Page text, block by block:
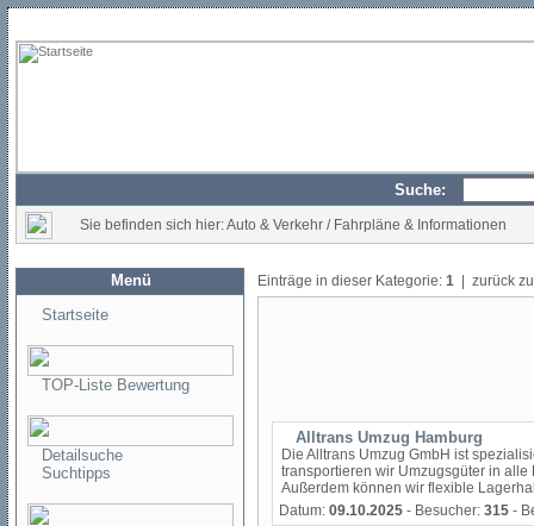
Suche:
Sie befinden sich hier: Auto & Verkehr / Fahrpläne & Informationen
Menü
Startseite
TOP-Liste Bewertung
Detailsuche
Suchtipps
Einträge in dieser Kategorie: 1 | zurück
Alltrans Umzug Hamburg
Die Alltrans Umzug GmbH ist
transportieren wir Umzugsgüter in
Außerdem können wir flexible
Datum: 09.10.2025 - Besucher: 315 -